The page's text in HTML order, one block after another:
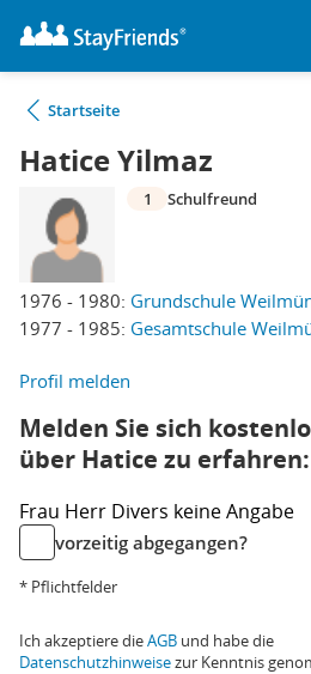
Startseite
Hatice Yilmaz
1976 - 1980: Grundschule
1977 - 1985: Gesamtschule
1 Schulfreund
Profil melden
Melden Sie sich
über Hatice zu erfahren:
Frau Herr Divers keine Angabe
vorzeitig abgegangen?
* Pflichtfelder
Ich akzeptiere dieAGB und habe die
Datenschutzhinweisezur Kenntnis